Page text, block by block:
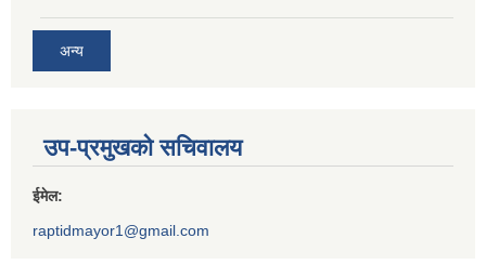
अन्य
उप-प्रमुखको सचिवालय
ईमेल:
raptidmayor1@gmail.com